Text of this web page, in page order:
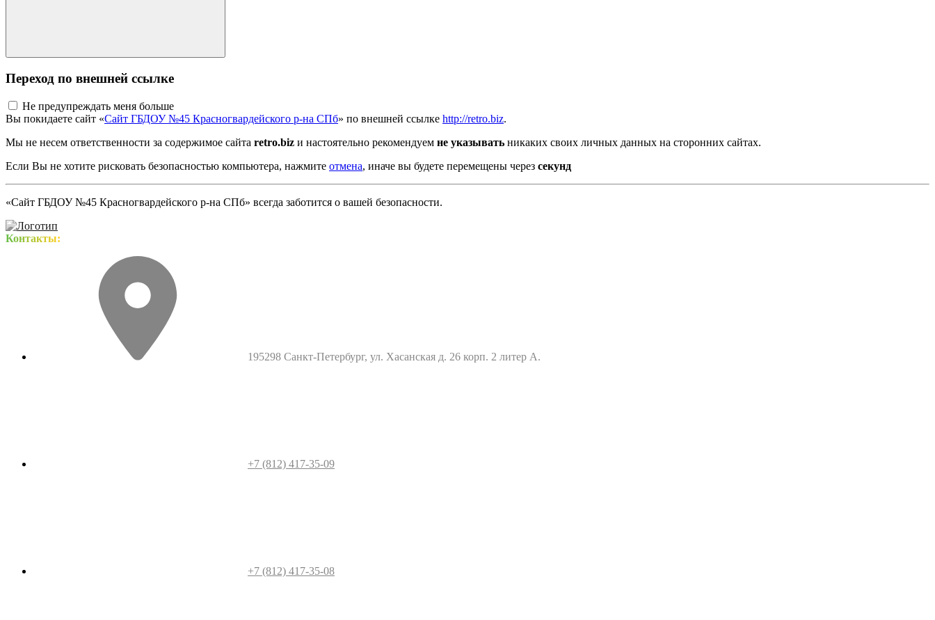
Переход по внешней ссылке
Не предупреждать меня больше
Вы покидаете сайт «Сайт ГБДОУ №45 Красногвардейского р-на СПб» по внешней ссылке http://retro.biz.
Мы не несем ответственности за содержимое сайта retro.biz и настоятельно рекомендуем не указывать никаких своих личных данных на сторонних сайтах.
Если Вы не хотите рисковать безопасностью компьютера, нажмите отмена, иначе вы будете перемещены через секунд
«Сайт ГБДОУ №45 Красногвардейского р-на СПб» всегда заботится о вашей безопасности.
Контакты:
195298 Санкт-Петербург, ул. Хасанская д. 26 корп. 2 литер А.
+7 (812) 417-35-09
+7 (812) 417-35-08